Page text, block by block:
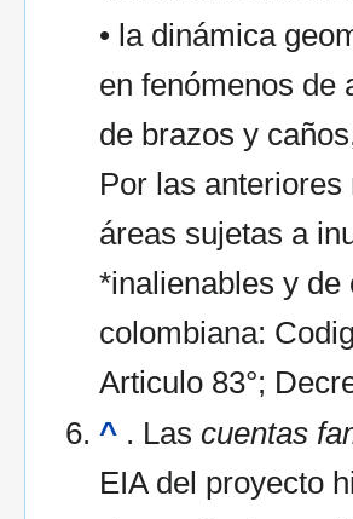
• la dinámica
en fenómenos de
de brazos y
Por las
áreas sujetas a
*inalienables y
colombiana:
Articulo 83°;
^ . Lascuentas
EIA del proyecto